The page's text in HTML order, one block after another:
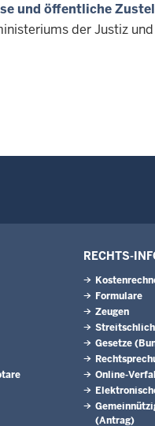
und öffentliche
der Justiz
RECHTS-
Formulare
Zeugen
Gesetze
Online-
(Antrag)